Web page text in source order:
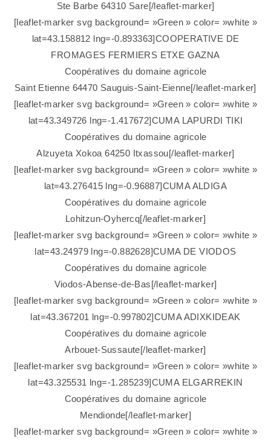
Ste Barbe 64310 Sare[/leaflet-marker]
[leaflet-marker svg background= »Green » color= »white »
lat=43.158812 lng=-0.893363]COOPERATIVE DE
FROMAGES FERMIERS ETXE GAZNA
Coopératives du domaine agricole
Saint Etienne 64470 Sauguis-Saint-Eienne[/leaflet-marker]
[leaflet-marker svg background= »Green » color= »white »
lat=43.349726 lng=-1.417672]CUMA LAPURDI TIKI
Coopératives du domaine agricole
Alzuyeta Xokoa 64250 Itxassou[/leaflet-marker]
[leaflet-marker svg background= »Green » color= »white »
lat=43.276415 lng=-0.96887]CUMA ALDIGA
Coopératives du domaine agricole
Lohitzun-Oyhercq[/leaflet-marker]
[leaflet-marker svg background= »Green » color= »white »
lat=43.24979 lng=-0.882628]CUMA DE VIODOS
Coopératives du domaine agricole
Viodos-Abense-de-Bas[/leaflet-marker]
[leaflet-marker svg background= »Green » color= »white »
lat=43.367201 lng=-0.997802]CUMA ADIXKIDEAK
Coopératives du domaine agricole
Arbouet-Sussaute[/leaflet-marker]
[leaflet-marker svg background= »Green » color= »white »
lat=43.325531 lng=-1.285239]CUMA ELGARREKIN
Coopératives du domaine agricole
Mendionde[/leaflet-marker]
[leaflet-marker svg background= »Green » color= »white »